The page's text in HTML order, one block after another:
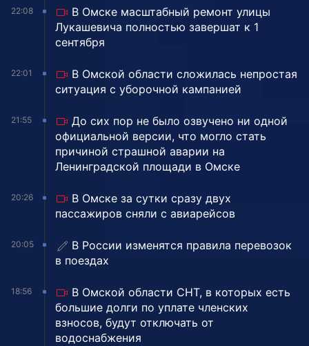
22:08
В Омске масштабный ремонт улицы
Лукашевича полностью завершат к 1
сентября
22:01
В Омской области сложилась непростая
ситуация с уборочной кампанией
21:55
До сих пор не было озвучено ни одной
официальной версии, что могло стать
причиной страшной аварии на
Ленинградской площади в Омске
20:26
В Омске за сутки сразу двух
пассажиров сняли с авиарейсов
20:05
В России изменятся правила перевозок
в поездах
18:56
В Омской области СНТ, в которых есть
большие долги по уплате членских
взносов, будут отключать от
водоснабжения